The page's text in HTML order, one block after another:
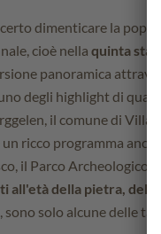
dimenticare la
cioè nella quinta
panoramica
degli highlight di
il comune di
ricco programma
il Parco Archeologico
all'età della pietra, del
sono solo alcune delle